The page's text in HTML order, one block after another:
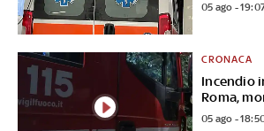
05 ago -
Incendio
Roma,
CRONACA
05 ago -